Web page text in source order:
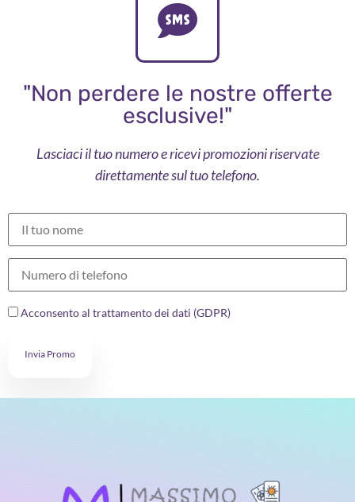
"Non perdere le nostre offerte
esclusive!"
Lasciaci il tuo numero e ricevi promozioni riservate
direttamente sul tuo telefono.
Acconsento al trattamento dei dati (GDPR)
Invia Promo